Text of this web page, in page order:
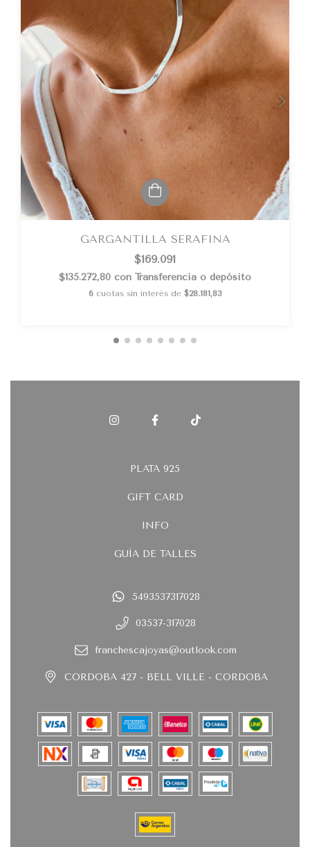
GARGANTILLA SERAFINA
$169.091
$135.272,80 con Transferencia o depósito
6 cuotas sin interés de $28.181,83
PLATA 925
GIFT CARD
INFO
GUÍA DE TALLES
5493537317028
03537-317028
franchescajoyas@outlook.com
CORDOBA 427 - BELL VILLE - CORDOBA